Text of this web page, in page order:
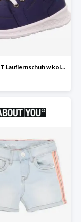
SUPERFIT Lauflernschuh w kolorze Niebieski -15%